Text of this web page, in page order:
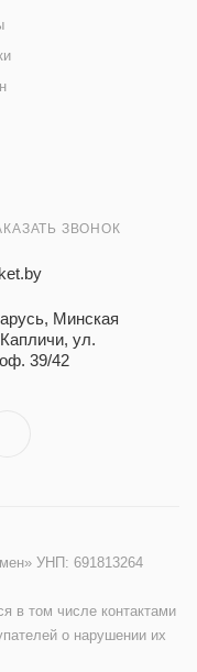
ЗВОНОК
Минская
ул.
39/42
УНП: 691813264
в том числе контактами
о нарушении их